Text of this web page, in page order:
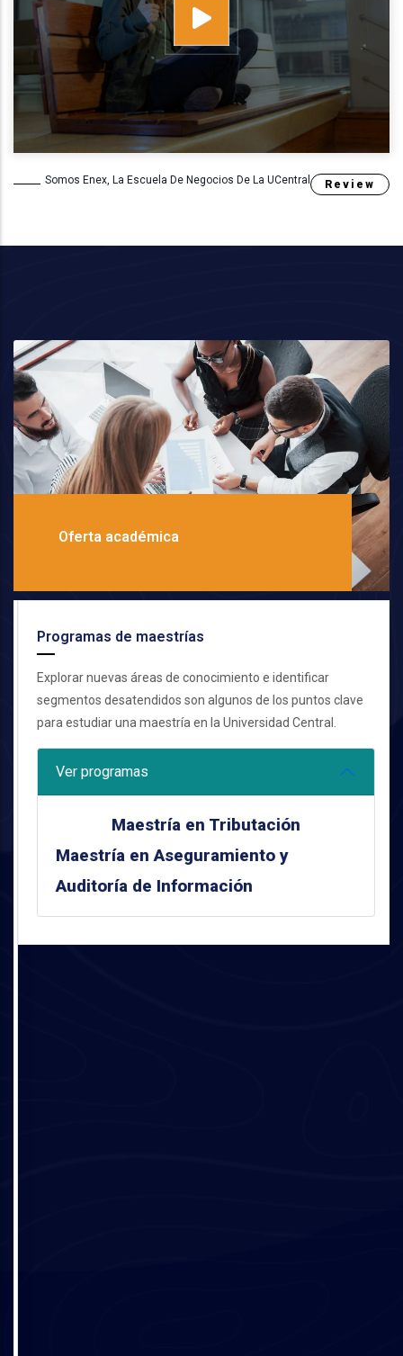
Somos Enex, La Escuela De Negocios De La UCentral Review
Oferta académica
Programas de maestrías
Explorar nuevas áreas de conocimiento e identificar
segmentos desatendidos son algunos de los puntos clave
para estudiar una maestría en la Universidad Central.
Ver programas
Maestría en Tributación
Maestría en Aseguramiento y
Auditoría de Información